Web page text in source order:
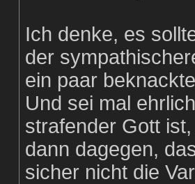
Ich denke, es
der
ein paar
Und sei mal
strafender Gott
dann dagegen,
sicher nicht die